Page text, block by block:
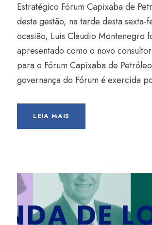
Estratégico Fórum Capixaba de
desta gestão, na tarde desta
ocasião, Luis Claudio Montenegro
apresentado como o novo
para o Fórum Capixaba de
governança do Fórum é exercida
LEIA MAIS